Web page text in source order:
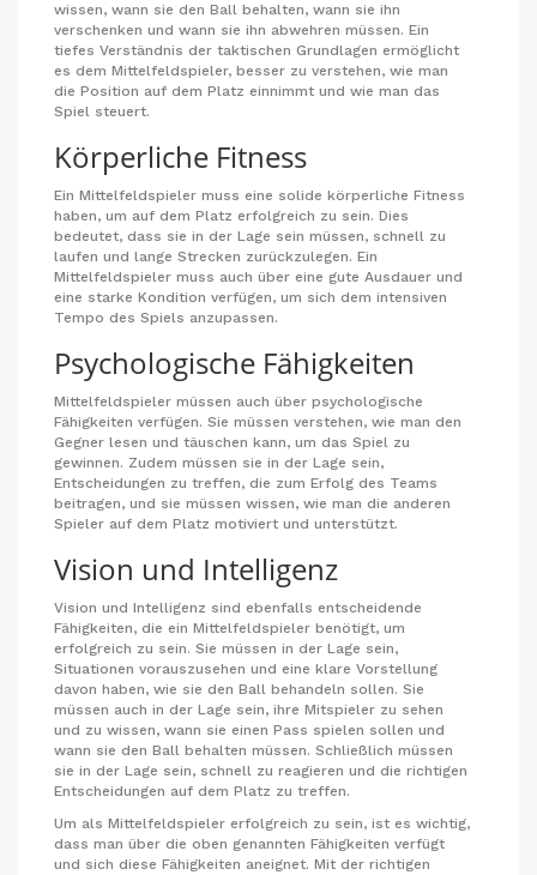
wissen, wann sie den Ball behalten, wann sie ihn
verschenken und wann sie ihn abwehren müssen. Ein
tiefes Verständnis der taktischen Grundlagen ermöglicht
es dem Mittelfeldspieler, besser zu verstehen, wie man
die Position auf dem Platz einnimmt und wie man das
Spiel steuert.
Körperliche Fitness
Ein Mittelfeldspieler muss eine solide körperliche Fitness
haben, um auf dem Platz erfolgreich zu sein. Dies
bedeutet, dass sie in der Lage sein müssen, schnell zu
laufen und lange Strecken zurückzulegen. Ein
Mittelfeldspieler muss auch über eine gute Ausdauer und
eine starke Kondition verfügen, um sich dem intensiven
Tempo des Spiels anzupassen.
Psychologische Fähigkeiten
Mittelfeldspieler müssen auch über psychologische
Fähigkeiten verfügen. Sie müssen verstehen, wie man den
Gegner lesen und täuschen kann, um das Spiel zu
gewinnen. Zudem müssen sie in der Lage sein,
Entscheidungen zu treffen, die zum Erfolg des Teams
beitragen, und sie müssen wissen, wie man die anderen
Spieler auf dem Platz motiviert und unterstützt.
Vision und Intelligenz
Vision und Intelligenz sind ebenfalls entscheidende
Fähigkeiten, die ein Mittelfeldspieler benötigt, um
erfolgreich zu sein. Sie müssen in der Lage sein,
Situationen vorauszusehen und eine klare Vorstellung
davon haben, wie sie den Ball behandeln sollen. Sie
müssen auch in der Lage sein, ihre Mitspieler zu sehen
und zu wissen, wann sie einen Pass spielen sollen und
wann sie den Ball behalten müssen. Schließlich müssen
sie in der Lage sein, schnell zu reagieren und die richtigen
Entscheidungen auf dem Platz zu treffen.
Um als Mittelfeldspieler erfolgreich zu sein, ist es wichtig,
dass man über die oben genannten Fähigkeiten verfügt
und sich diese Fähigkeiten aneignet. Mit der richtigen